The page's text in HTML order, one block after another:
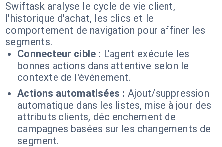
Swiftask analyse le cycle de vie client,
l'historique d'achat, les clics et le
comportement de navigation pour affiner les
segments.
Connecteur cible : L'agent exécute les
bonnes actions dans attentive selon le
contexte de l'événement.
Actions automatisées : Ajout/suppression
automatique dans les listes, mise à jour des
attributs clients, déclenchement de
campagnes basées sur les changements de
segment.